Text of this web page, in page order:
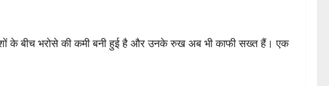
देशों के बीच भरोसे की कमी बनी हुई है और उनके रुख अब भी काफी सख्त हैं। एक